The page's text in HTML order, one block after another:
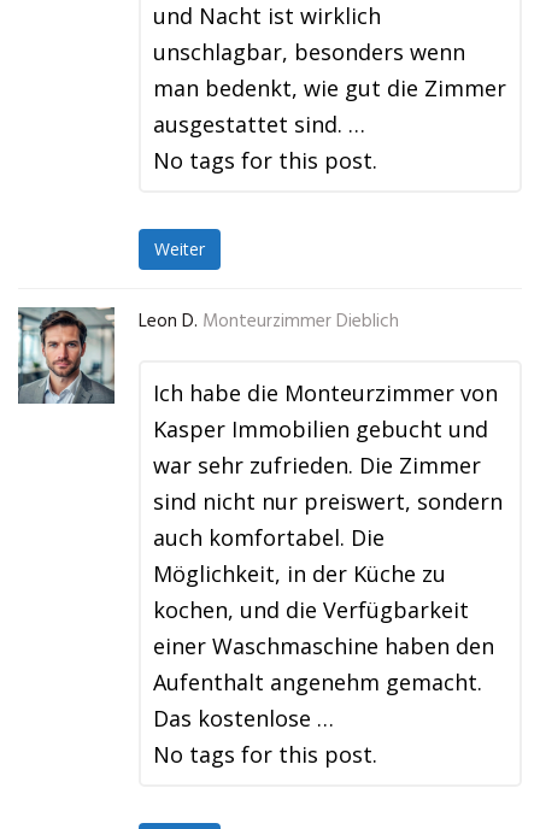
und Nacht ist wirklich
unschlagbar, besonders wenn
man bedenkt, wie gut die Zimmer
ausgestattet sind. …
No tags for this post.
Weiter
Leon D. Monteurzimmer Dieblich
Ich habe die Monteurzimmer von
Kasper Immobilien gebucht und
war sehr zufrieden. Die Zimmer
sind nicht nur preiswert, sondern
auch komfortabel. Die
Möglichkeit, in der Küche zu
kochen, und die Verfügbarkeit
einer Waschmaschine haben den
Aufenthalt angenehm gemacht.
Das kostenlose …
No tags for this post.